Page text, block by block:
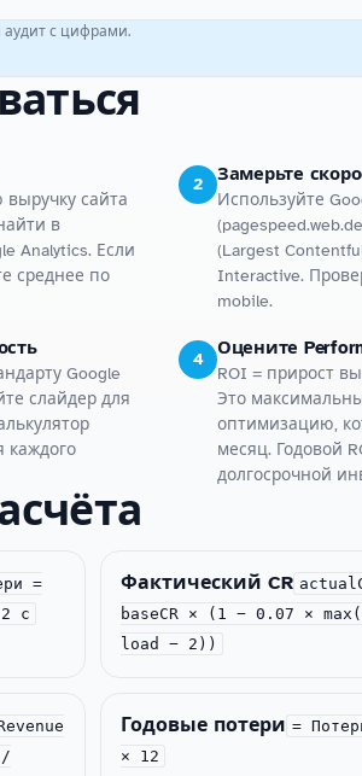
аудит с цифрами.
сайта
в
Analytics. Если
среднее по
2
Замерьте
Используйте
(Largest
Interactive.
mobile.
Google
слайдер для
каждого
4
Оцените
ROI = прирост
Это
оптимизацию,
месяц. Годовой
долгосрочной
=
с
Фактический CR
baseCR × (1 − 0.07 ×
load − 2))
/
Годовые потери =
× 12